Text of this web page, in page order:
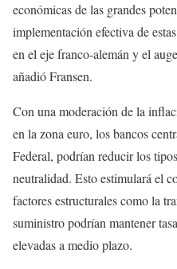
económicas de las grandes
implementación efectiva de
en el eje franco-alemán y el
añadió Fransen.
Con una moderación de la
en la zona euro, los bancos
Federal, podrían reducir los
neutralidad. Esto estimulará el
factores estructurales como la
suministro podrían mantener
elevadas a medio plazo.